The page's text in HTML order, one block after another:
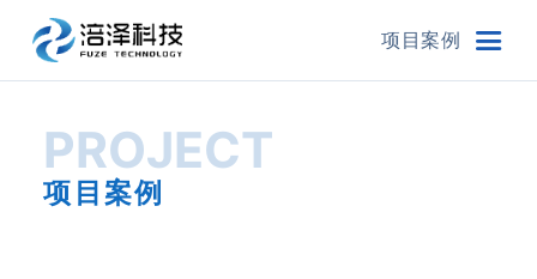
项目案例
PROJECT
项目案例